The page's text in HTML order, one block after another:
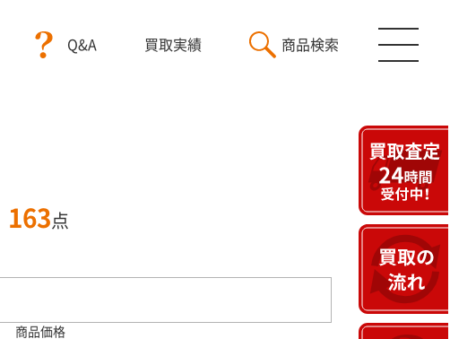
Q&A 買取実績 商品検索
163 点
商品価格